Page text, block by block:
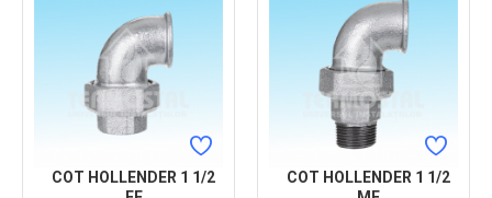
COT HOLLENDER 1 1/2
COT HOLLENDER 1 1/2